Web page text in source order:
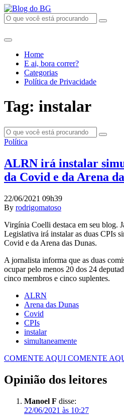
Home
E ai, bora correr?
Categorias
Política de Privacidade
Tag: instalar
Política
ALRN irá instalar
da Covid e da Arena
22/06/2021 09h39
By rodrigomatoso
Virgínia Coelli destaca em seu blog.
Legislativa irá instalar as duas CPIs
Covid e da Arena das Dunas.
A jornalista informa que as duas
ocupar pelo menos 20 dos 24
cinco membros e cinco suplentes.
ALRN
Arena das Dunas
Covid
CPIs
instalar
simultaneamente
COMENTE AQUI COMENTE
Opinião dos leitores
Manoel F disse:
22/06/2021 às 10:27